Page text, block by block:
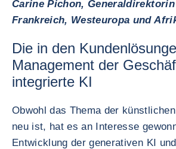
Carine Pichon,
Frankreich, Westeuropa und
Die in den
Management der
integrierte KI
Obwohl das Thema der
neu ist, hat es an Interesse
Entwicklung der generativen KI